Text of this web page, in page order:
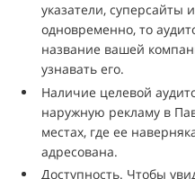
указатели, суперсайты
одновременно, то
название вашей
узнавать его.
Наличие целевой
наружную рекламу в
местах, где ее
адресована.
Доступность. Чтобы